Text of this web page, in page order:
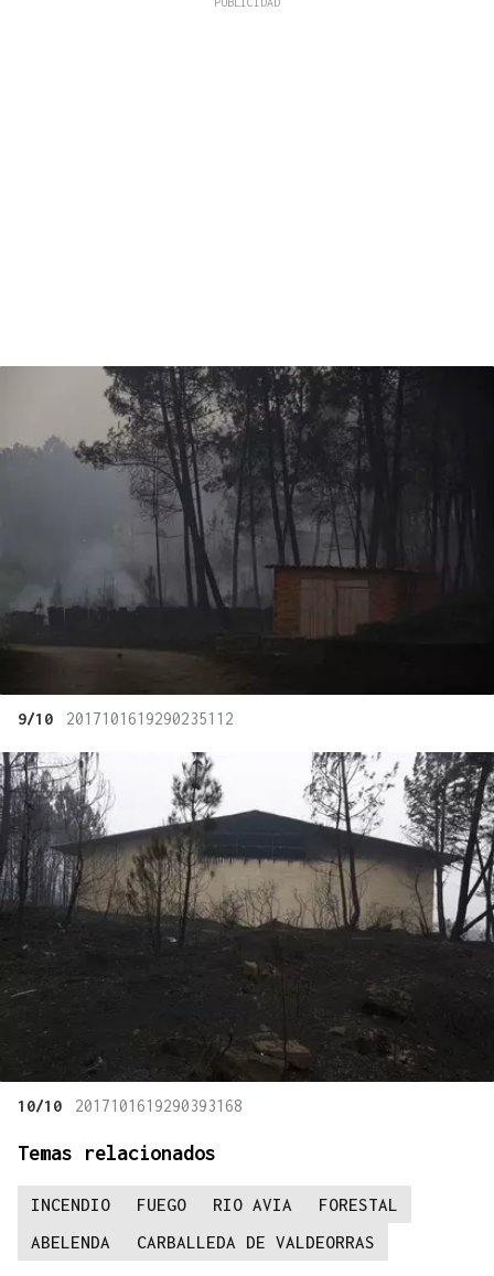
9/10 2017101619290235112
10/10 2017101619290393168
Temas relacionados
INCENDIO FUEGO RIO AVIA
FORESTAL
ABELENDA
CARBALLEDA DE VALDEORRAS